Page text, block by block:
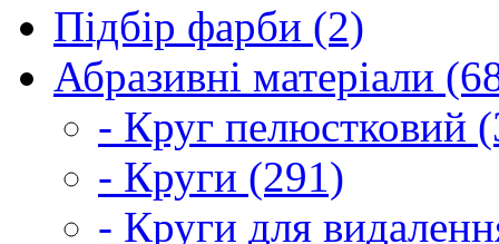
Підбір фарби (2)
Абразивні матеріали
- Круг пелюстковий
- Круги (291)
- Круги для